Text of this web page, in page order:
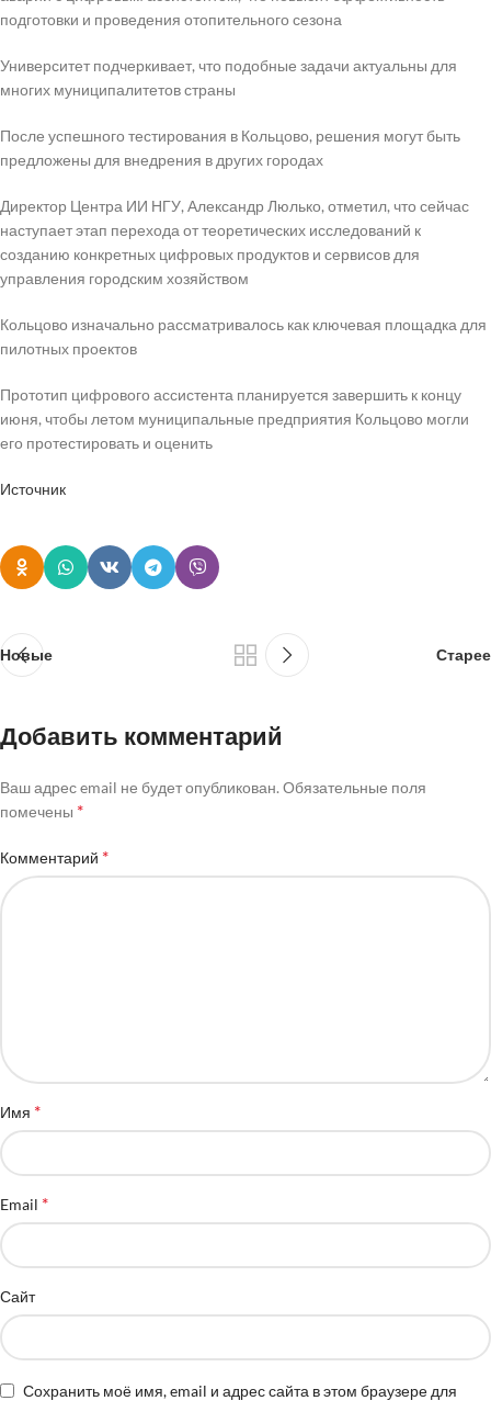
подготовки и проведения отопительного сезона
Университет подчеркивает, что подобные задачи актуальны для
многих муниципалитетов страны
После успешного тестирования в Кольцово, решения могут быть
предложены для внедрения в других городах
Директор Центра ИИ НГУ, Александр Люлько, отметил, что сейчас
наступает этап перехода от теоретических исследований к
созданию конкретных цифровых продуктов и сервисов для
управления городским хозяйством
Кольцово изначально рассматривалось как ключевая площадка для
пилотных проектов
Прототип цифрового ассистента планируется завершить к концу
июня, чтобы летом муниципальные предприятия Кольцово могли
его протестировать и оценить
Источник
Новые Старее
Добавить комментарий
Ваш адрес email не будет опубликован. Обязательные поля
помечены *
Комментарий *
Имя *
Email *
Сайт
Сохранить моё имя, email и адрес сайта в этом браузере для